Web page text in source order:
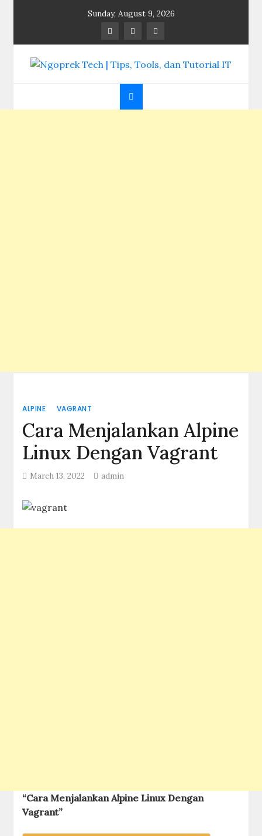
Sunday, August 9, 2026
Ngoprek Tech | Tips,
Tools, dan Tutorial
ALPINE VAGRANT
Cara Menjalankan Alpine
Linux Dengan Vagrant
March 13, 2022 admin
“Cara Menjalankan Alpine Linux Dengan
Vagrant”